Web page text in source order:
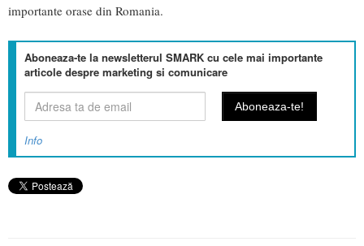
importante orase din Romania.
Aboneaza-te la newsletterul SMARK cu cele mai importante
articole despre marketing si comunicare
Info